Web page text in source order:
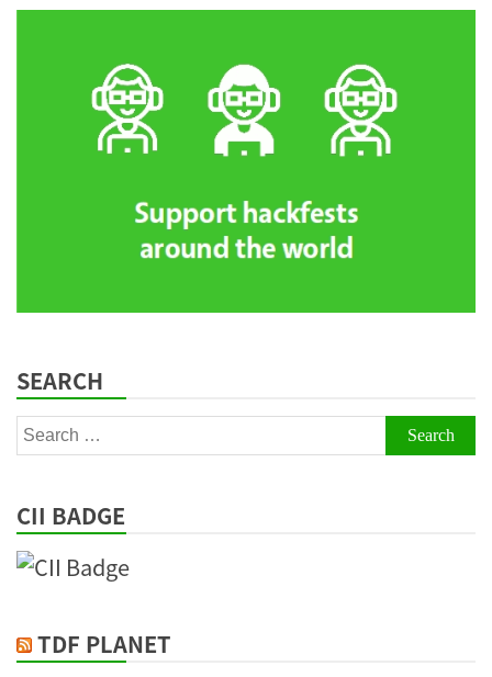
SEARCH
Search
for:
CII BADGE
TDF PLANET